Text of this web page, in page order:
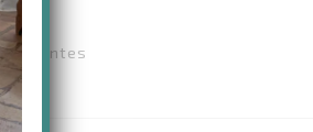
clientes